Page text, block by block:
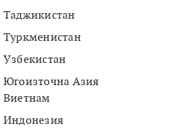
Таджикистан
Туркменистан
Узбекистан
Югоизточна Азия
Виетнам
Индонезия